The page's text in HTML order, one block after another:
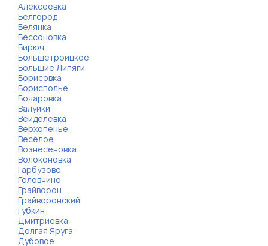
Алексеевка
Белгород
Белянка
Бессоновка
Бирюч
Большетроицкое
Большие Липяги
Борисовка
Борисполье
Бочаровка
Валуйки
Вейделевка
Верхопенье
Весёлое
Вознесеновка
Волоконовка
Гарбузово
Головчино
Грайворон
Грайворонский
Губкин
Дмитриевка
Долгая Яруга
Дубовое